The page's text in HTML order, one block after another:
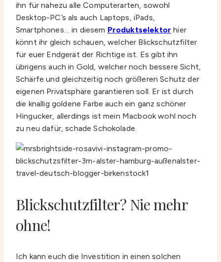
ihn für nahezu alle Computerarten, sowohl
Desktop-PC’s als auch Laptops, iPads,
Smartphones… in diesem Produktselektor hier
könnt ihr gleich schauen, welcher Blickschutzfilter
für euer Endgerät der Richtige ist. Es gibt ihn
übrigens auch in Gold, welcher noch bessere Sicht,
Schärfe und gleichzeitig noch größeren Schutz der
eigenen Privatsphäre garantieren soll. Er ist durch
die knallig goldene Farbe auch ein ganz schöner
Hingucker, allerdings ist mein Macbook wohl noch
zu neu dafür, schade Schokolade.
Blickschutzfilter? Nie mehr
ohne!
Ich kann euch die Investition in einen solchen